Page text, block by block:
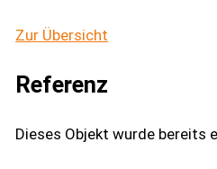
Zur Übersicht
Referenz
Dieses Objekt wurde